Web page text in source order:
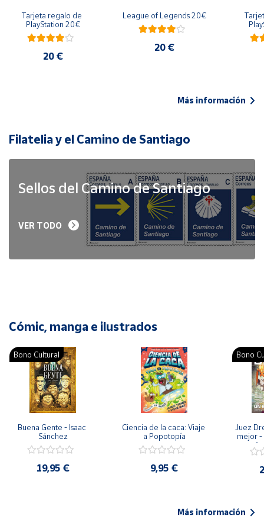
Tarjeta regalo de
PlayStation 20€
20 €
League of Legends 20€
20 €
Más información
Filatelia y el Camino de Santiago
Sellos del Camino de Santiago
VER TODO
Cómic, manga e ilustrados
Bono Cultural
Buena Gente - Isaac
Sánchez
19,95 €
Ciencia de la caca: Viaje
a Popotopía
9,95 €
Bono
Juez
mejor -
Más información